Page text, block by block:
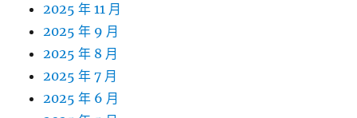
2025 年 11 月
2025 年 9 月
2025 年 8 月
2025 年 7 月
2025 年 6 月